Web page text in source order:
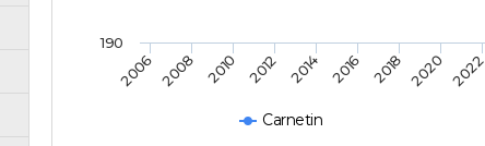
Carnetin
2006 2008 2010 2012 2014 2016 2018 2020 2022
190